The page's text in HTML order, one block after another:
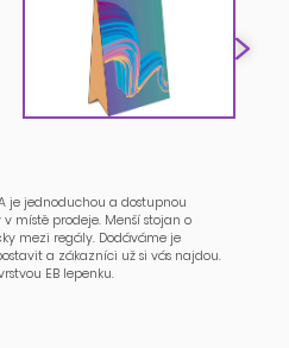
je jednoduchou a dostupnou
místě prodeje. Menší stojan o
mezi regály. Dodáváme je
a zákazníci už si vás najdou.
EB lepenku.